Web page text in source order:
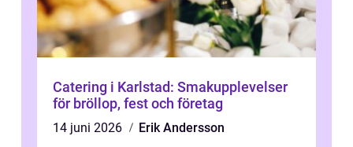
Catering i Karlstad: Smakupplevelser
för bröllop, fest och företag
14 juni 2026
Erik Andersson